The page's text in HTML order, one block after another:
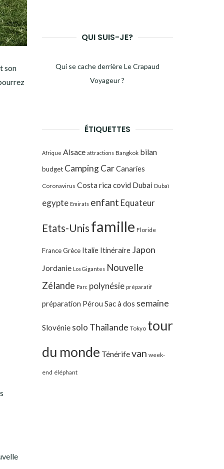
son
QUI SUIS-JE?
Qui se cache derrière Le Crapaud
Voyageur ?
ÉTIQUETTES
Afrique Alsace attractions Bangkok bilan
budget Camping CarCanaries
Coronavirus Costa ricacovid Dubai Dubaï
egypte Emirats enfant Equateur
Etats-Unis famille Floride
France Grèce Italie Itinéraire Japon
Jordanie Los Gigantes Nouvelle
Zélande Parc polynésie préparatif
préparation Pérou Sac à dos semaine
Slovénie solo Thaïlande Tokyo tour
du monde Ténérifevan week-
end éléphant